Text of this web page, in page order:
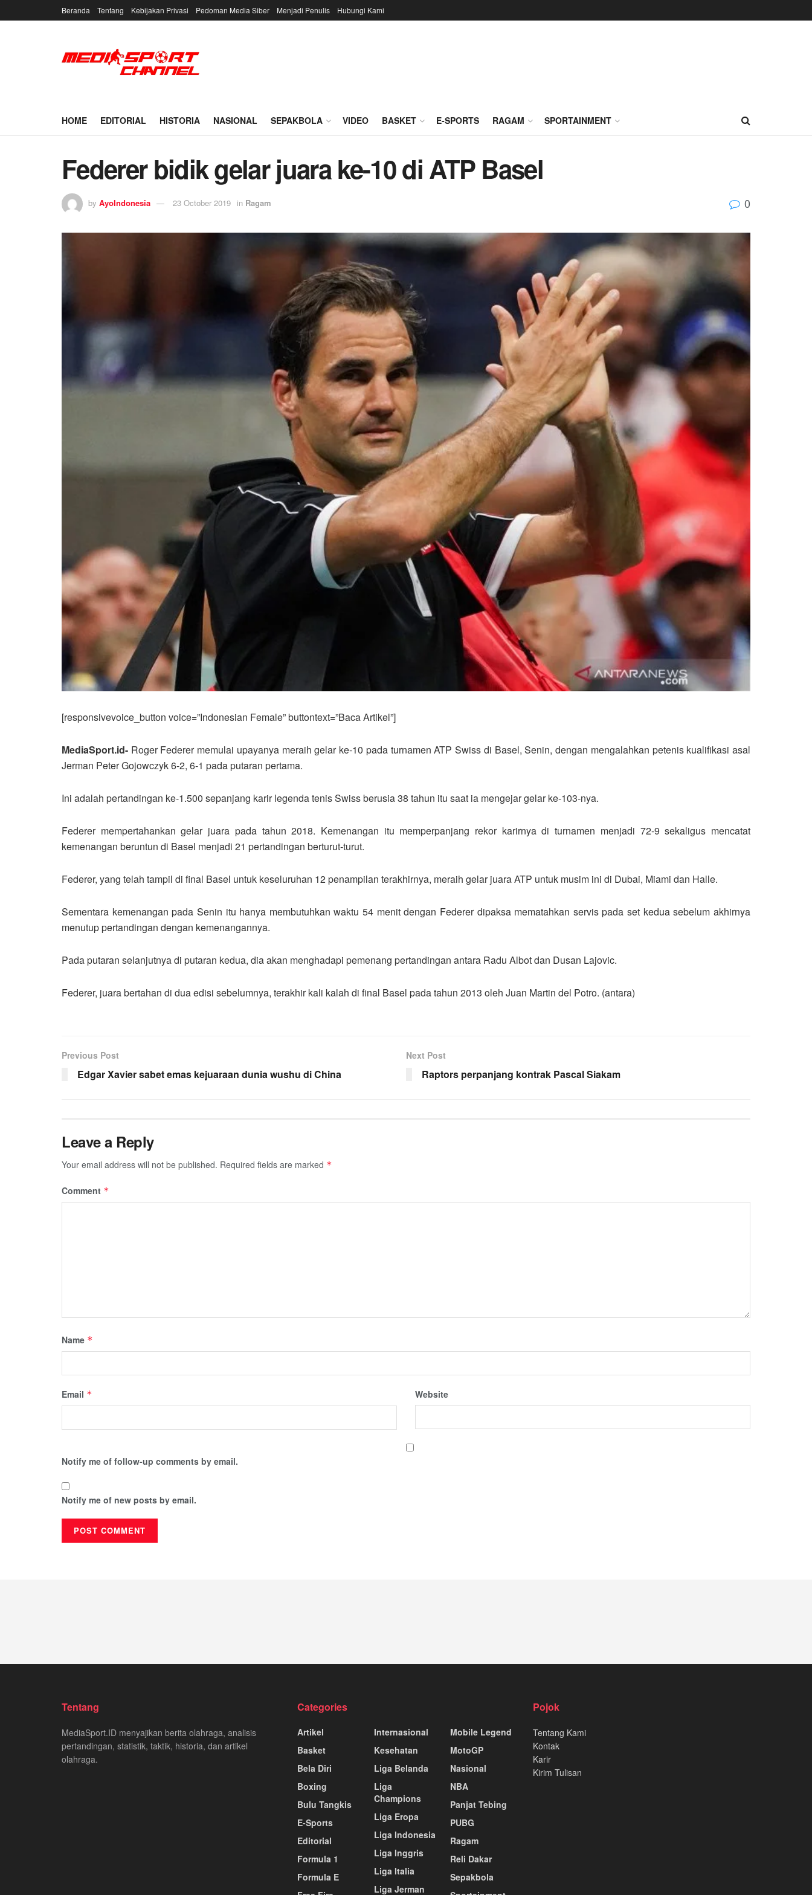
Beranda Tentang Kebijakan Privasi Pedoman Media Siber Menjadi Penulis Hubungi Kami
HOME EDITORIAL HISTORIA NASIONAL SEPAKBOLA VIDEO BASKET E-SPORTS RAGAM SPORTAINMENT
Federer bidik gelar juara ke-10 di ATP Basel
by AyoIndonesia 23 October 2019 in Ragam 0
[responsivevoice_button voice=”Indonesian Female” buttontext=”Baca Artikel”]
MediaSport.id- Roger Federer memulai upayanya meraih gelar ke-10 pada turnamen ATP Swiss di Basel, Senin, dengan mengalahkan petenis kualifikasi asal
Jerman Peter Gojowczyk 6-2, 6-1 pada putaran pertama.
Ini adalah pertandingan ke-1.500 sepanjang karir legenda tenis Swiss berusia 38 tahun itu saat ia mengejar gelar ke-103-nya.
Federer mempertahankan gelar juara pada tahun 2018. Kemenangan itu memperpanjang rekor karirnya di turnamen menjadi 72-9 sekaligus mencatat
kemenangan beruntun di Basel menjadi 21 pertandingan berturut-turut.
Federer, yang telah tampil di final Basel untuk keseluruhan 12 penampilan terakhirnya, meraih gelar juara ATP untuk musim ini di Dubai, Miami dan Halle.
Sementara kemenangan pada Senin itu hanya membutuhkan waktu 54 menit dengan Federer dipaksa mematahkan servis pada set kedua sebelum akhirnya
menutup pertandingan dengan kemenangannya.
Pada putaran selanjutnya di putaran kedua, dia akan menghadapi pemenang pertandingan antara Radu Albot dan Dusan Lajovic.
Federer, juara bertahan di dua edisi sebelumnya, terakhir kali kalah di final Basel pada tahun 2013 oleh Juan Martin del Potro. (antara)
Previous Post
Edgar Xavier sabet emas kejuaraan dunia wushu di China
Next Post
Raptors perpanjang kontrak Pascal Siakam
Leave a Reply
Your email address will not be published. Required fields are marked *
Comment *
Name *
Email * Website
Notify me of follow-up comments by email.
Notify me of new posts by email.
Tentang
MediaSport.ID menyajikan berita olahraga, analisis
pertandingan, statistik, taktik, historia, dan artikel
olahraga.
Categories
Artikel
Basket
Bela Diri
Boxing
Bulu Tangkis
E-Sports
Editorial
Formula 1
Formula E
Internasional
Kesehatan
Liga Belanda
Liga
Champions
Liga Eropa
Liga Indonesia
Liga Inggris
Liga Italia
Liga Jerman
Mobile Legend
MotoGP
Nasional
NBA
Panjat Tebing
PUBG
Ragam
Reli Dakar
Sepakbola
Pojok
Tentang Kami
Kontak
Karir
Kirim Tulisan